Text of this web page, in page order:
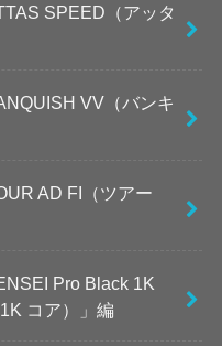
SPEED（アッタ
VV（バンキ
AD FI（ツアー
Pro Black 1K
コア）」編